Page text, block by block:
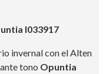
I033917
invernal con el Alten
tono Opuntia